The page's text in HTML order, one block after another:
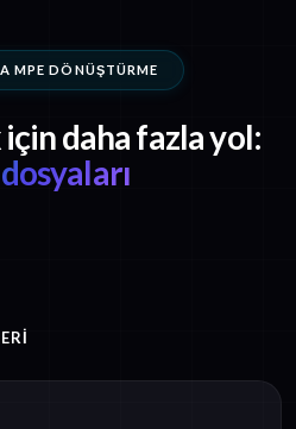
MPE DÖNÜŞTÜRME
daha fazla yol: